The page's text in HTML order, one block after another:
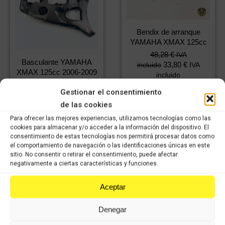
Gestionar el consentimiento
de las cookies
Para ofrecer las mejores experiencias, utilizamos tecnologías como las
cookies para almacenar y/o acceder a la información del dispositivo. El
consentimiento de estas tecnologías nos permitirá procesar datos como
el comportamiento de navegación o las identificaciones únicas en este
sitio. No consentir o retirar el consentimiento, puede afectar
negativamente a ciertas características y funciones.
Aceptar
Denegar
Basculante YAMAHA
XMAX 125cc 2006-2009
25,33€ IVA
incluido
Comprar
Bendix de arranque
YAMAHA XMAX 125cc
48,28€ IVA
incluido 33,80 € IVA
incluido